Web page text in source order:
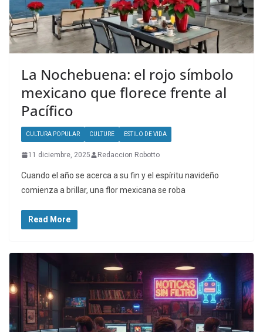
La Nochebuena: el rojo símbolo
mexicano que florece frente al
Pacífico
CULTURA POPULAR CULTURE ESTILO DE VIDA
11 diciembre, 2025 Redaccion Robotto
Cuando el año se acerca a su fin y el espíritu navideño
comienza a brillar, una flor mexicana se roba
Read More